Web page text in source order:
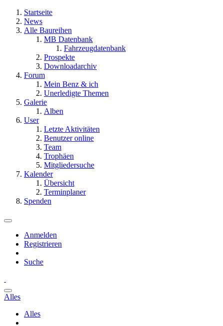
Startseite
News
Alle Baureihen
MB Datenbank
Fahrzeugdatenbank
Prospekte
Downloadarchiv
Forum
Mein Benz & ich
Unerledigte Themen
Galerie
Alben
User
Letzte Aktivitäten
Benutzer online
Team
Trophäen
Mitgliedersuche
Kalender
Übersicht
Terminplaner
Spenden
Anmelden
Registrieren
Suche
Alles
Alles